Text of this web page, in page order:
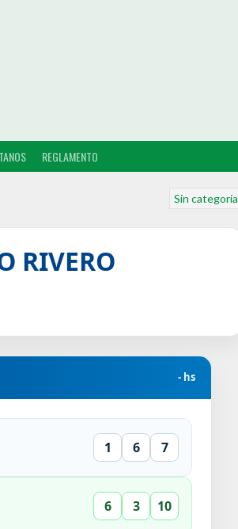
REGLAMENTO
Sin categoría
RIVERO
- hs
1 6 7
6 3 10